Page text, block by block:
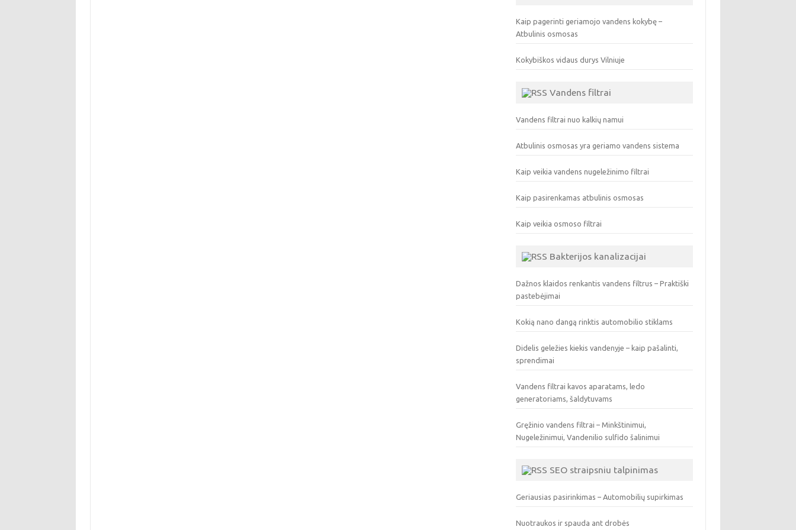
Kaip pagerinti geriamojo vandens kokybę –
Atbulinis osmosas
Kokybiškos vidaus durys Vilniuje
Vandens filtrai
Vandens filtrai nuo kalkių namui
Atbulinis osmosas yra geriamo vandens sistema
Kaip veikia vandens nugeležinimo filtrai
Kaip pasirenkamas atbulinis osmosas
Kaip veikia osmoso filtrai
Bakterijos kanalizacijai
Dažnos klaidos renkantis vandens filtrus – Praktiški
pastebėjimai
Kokią nano dangą rinktis automobilio stiklams
Didelis geležies kiekis vandenyje – kaip pašalinti,
sprendimai
Vandens filtrai kavos aparatams, ledo
generatoriams, šaldytuvams
Gręžinio vandens filtrai – Minkštinimui,
Nugeležinimui, Vandenilio sulfido šalinimui
SEO straipsniu talpinimas
Geriausias pasirinkimas – Automobilių supirkimas
Nuotraukos ir spauda ant drobės